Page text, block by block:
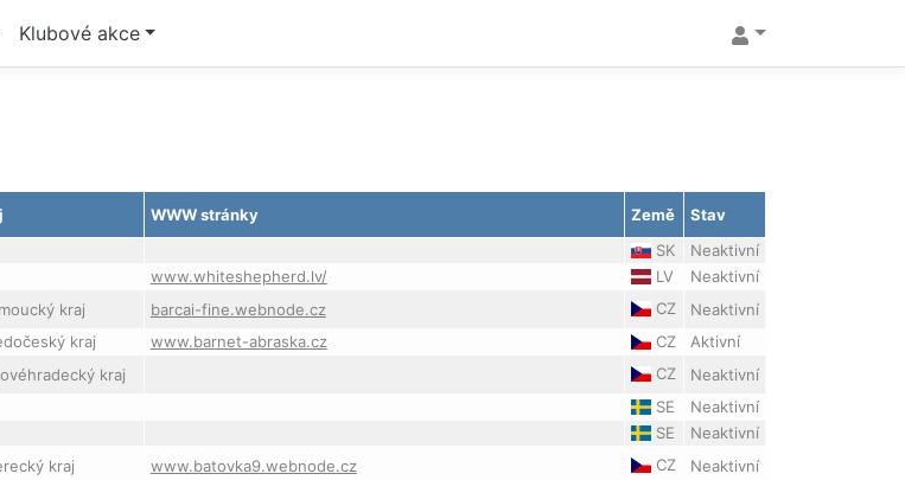
Klubové akce
WWW stránky Země
Stav
SK
Neaktivní
www.whiteshepherd.lv/ LV
Neaktivní
kraj barcai-fine.webnode.cz CZ
Neaktivní
kraj www.barnet-abraska.cz CZ
Aktivní
kraj CZ
Neaktivní
SE
Neaktivní
SE
Neaktivní
kraj www.batovka9.webnode.cz CZ
Neaktivní